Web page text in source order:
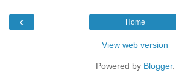
‹ Home
View web version
Powered by Blogger.